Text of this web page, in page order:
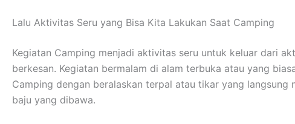
Lalu Aktivitas Seru yang Bisa Kita Lakukan Saat Camping
Kegiatan Camping menjadi aktivitas seru untuk keluar dari
berkesan. Kegiatan bermalam di alam terbuka atau yang
Camping dengan beralaskan terpal atau tikar yang
baju yang dibawa.